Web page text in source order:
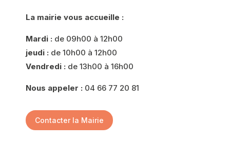
La mairie vous accueille :
Mardi : de 09h00 à 12h00
jeudi : de 10h00 à 12h00
Vendredi : de 13h00 à 16h00
Nous appeler : 04 66 77 20 81
Contacter la Mairie